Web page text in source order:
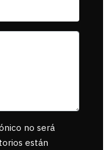
no será
están